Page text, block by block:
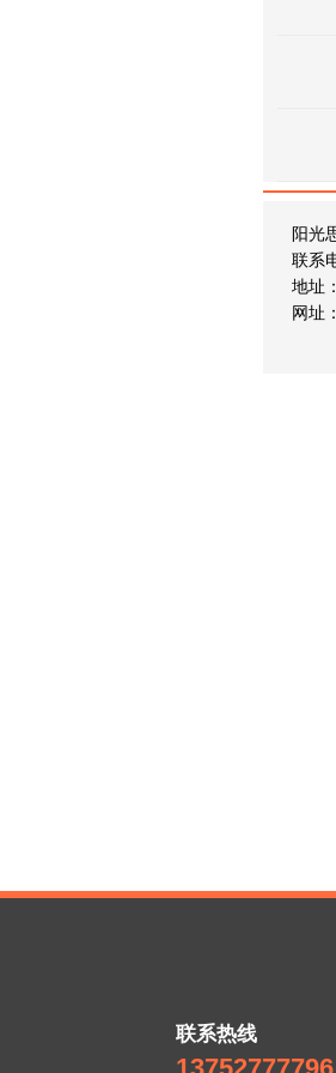
阳光
联系
地址
网址
联系热线